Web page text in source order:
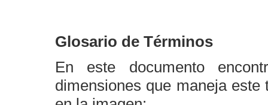
Glosario de Términos
En este documento
dimensiones que maneja